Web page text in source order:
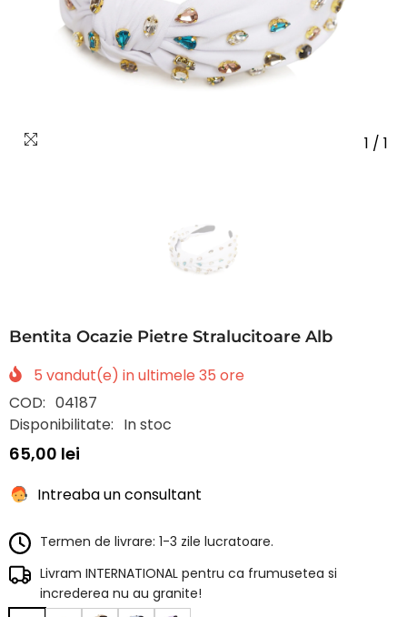
1 / 1
Bentita Ocazie Pietre Stralucitoare Alb
5 vandut(e) in ultimele 35 ore
COD: 04187
Disponibilitate: In stoc
65,00 lei
Intreaba un consultant
Termen de livrare: 1-3 zile lucratoare.
Livram INTERNATIONAL pentru ca frumusetea si
increderea nu au granite!